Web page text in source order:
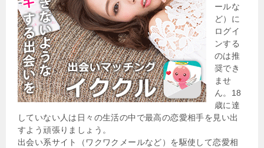
ールな
ど）に
ログイ
ンする
のは推
奨でき
ませ
ん。18
歳に達
していない人は日々の生活の中で最高の恋愛相手を見い出
すよう頑張りましょう。
出会い系サイト（ワクワクメールなど）を駆使して恋愛相